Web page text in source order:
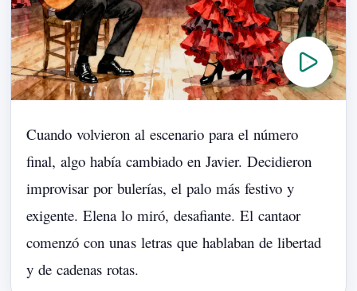
Cuando volvieron al escenario para el número
final, algo había cambiado en Javier. Decidieron
improvisar por bulerías, el palo más festivo y
exigente. Elena lo miró, desafiante. El cantaor
comenzó con unas letras que hablaban de libertad
y de cadenas rotas.